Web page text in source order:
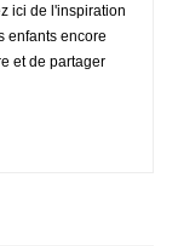
ici de l'inspiration
enfants encore
et de partager